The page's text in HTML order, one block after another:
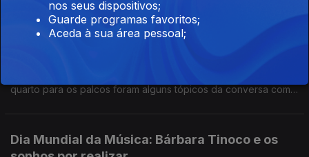
Dia Mundial da Música: Nenny do quarto para
os palcos
quarto para os palcos foram alguns tópicos da conversa com a
Dia Mundial da Música: Bárbara Tinoco e os
nos seus dispositivos;
Guarde programas favoritos;
Aceda à sua área pessoal;